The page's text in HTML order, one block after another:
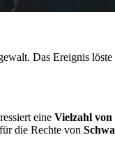
Das Ereignis löste
eine Vielzahl von
die Rechte von